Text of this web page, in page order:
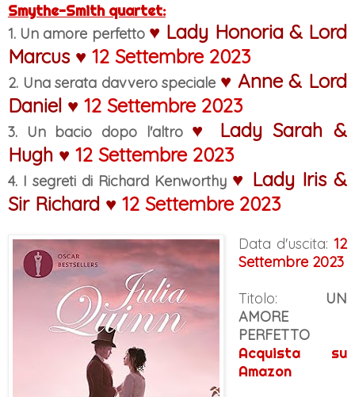
Smythe-Smith quartet:
1. Un amore perfetto ♥ Lady Honoria & Lord
Marcus ♥ 12 Settembre 2023
2. Una serata davvero speciale ♥ Anne & Lord
Daniel ♥ 12 Settembre 2023
3. Un bacio dopo l'altro ♥ Lady Sarah &
Hugh ♥ 12 Settembre 2023
4. I segreti di Richard Kenworthy ♥ Lady Iris &
Sir Richard ♥ 12 Settembre 2023
Data d'uscita: 12
Settembre 2023
Titolo: UN
AMORE
PERFETTO
Acquista su
Amazon